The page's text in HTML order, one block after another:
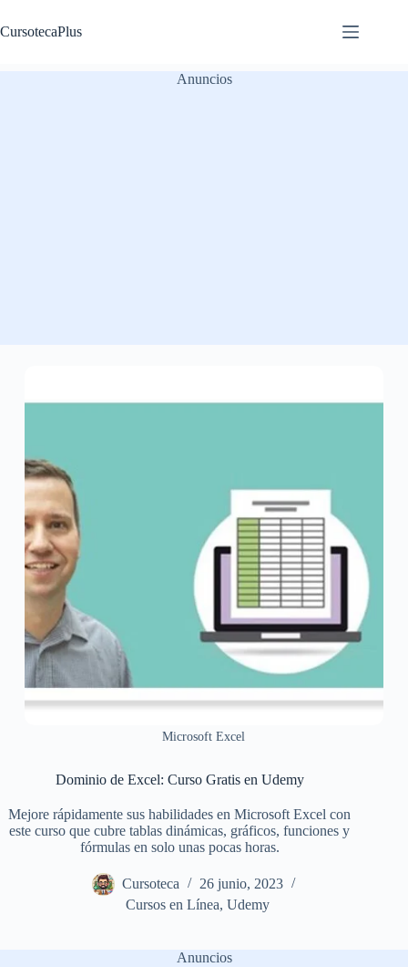
al
contenido
CursotecaPlus
Anuncios
Microsoft Excel
Dominio de Excel: Curso Gratis en Udemy
Mejore rápidamente sus habilidades en Microsoft Excel con
este curso que cubre tablas dinámicas, gráficos, funciones y
fórmulas en solo unas pocas horas.
Cursoteca
26 junio, 2023
Cursos en Línea,Udemy
Anuncios